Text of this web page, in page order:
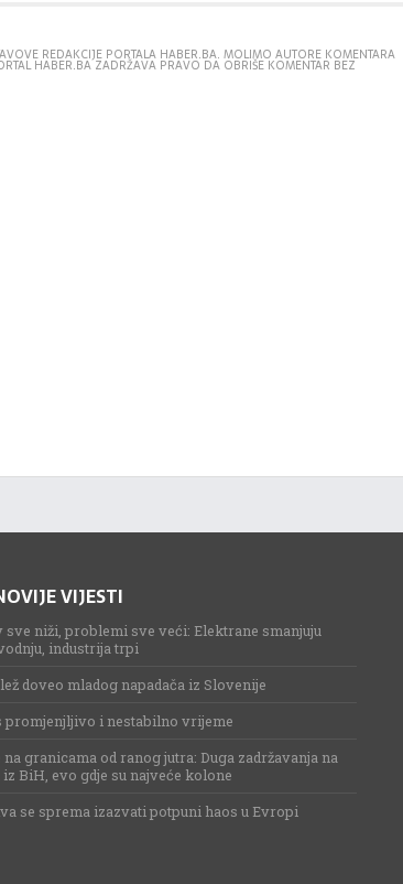
REDAKCIJE PORTALA HABER.BA. MOLIMO AUTORE KOMENTARA
HABER.BA ZADRŽAVA PRAVO DA OBRIŠE KOMENTAR BEZ
VIJESTI
sve niži, problemi sve veći: Elektrane smanjuju
industrija trpi
doveo mladog napadača iz Slovenije
promjenjljivo i nestabilno vrijeme
na granicama od ranog jutra: Duga zadržavanja na
iz BiH, evo gdje su najveće kolone
se sprema izazvati potpuni haos u Evropi